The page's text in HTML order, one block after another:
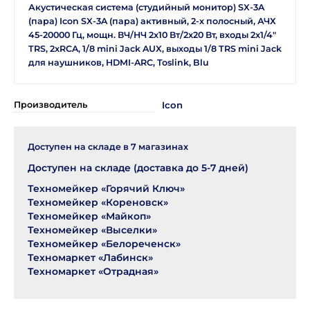
Акустическая система (студийный монитор) SX-3A
(пара) Icon SX-3A (пара) активный, 2-х полосный, АЧХ
45-20000 Гц, мощн. ВЧ/НЧ 2x10 Вт/2x20 Вт, входы 2x1/4"
TRS, 2xRCA, 1/8 mini Jack AUX, выходы 1/8 TRS mini Jack
для наушников, HDMI-ARC, Toslink, Blu
Производитель Icon
Доступен на складе в 7 магазинах
Доступен на складе (доставка до 5-7 дней)
Техномейкер «Горячий Ключ»
Техномейкер «Кореновск»
Техномейкер «Майкоп»
Техномейкер «Выселки»
Техномейкер «Белореченск»
Техномаркет «Лабинск»
Техномаркет «Отрадная»